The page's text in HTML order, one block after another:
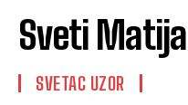
Sveti
SVETAC UZOR